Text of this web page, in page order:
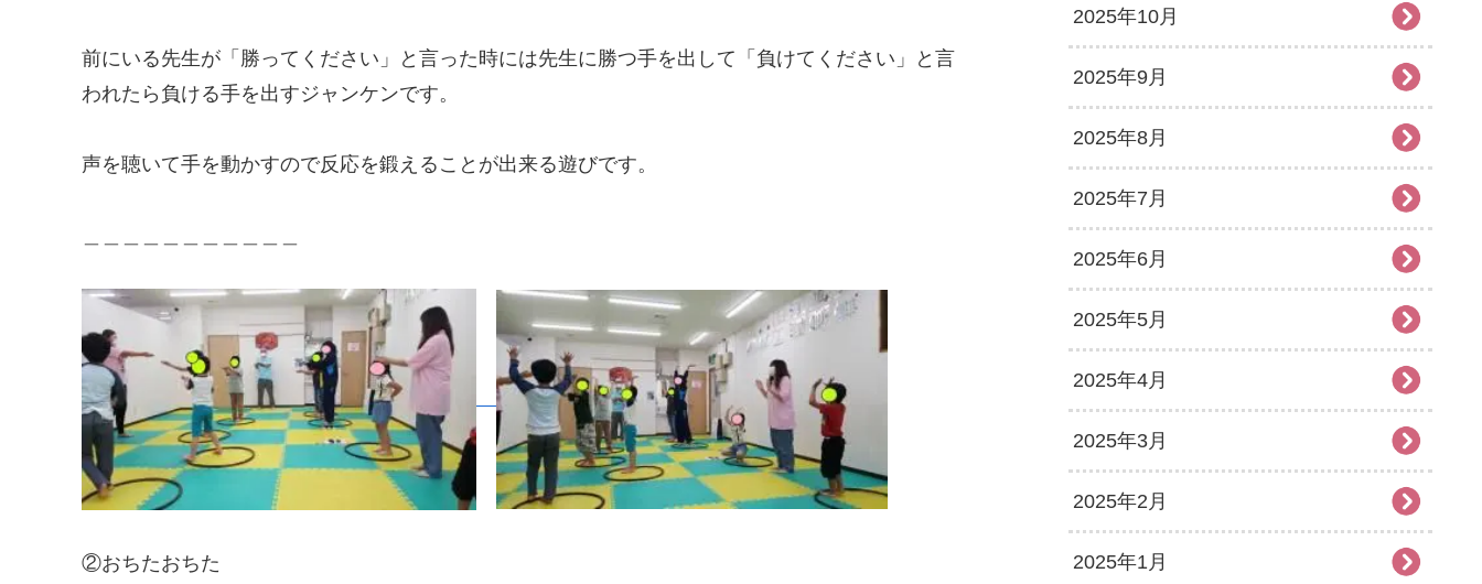
前にいる先生が「勝ってください」と言った時には先生に勝つ手を出して「負けてください」と言
われたら負ける手を出すジャンケンです。
声を聴いて手を動かすので反応を鍛えることが出来る遊びです。
②おちたおちた
2025年10月
2025年9月
2025年8月
2025年7月
2025年6月
2025年5月
2025年4月
2025年3月
2025年2月
2025年1月